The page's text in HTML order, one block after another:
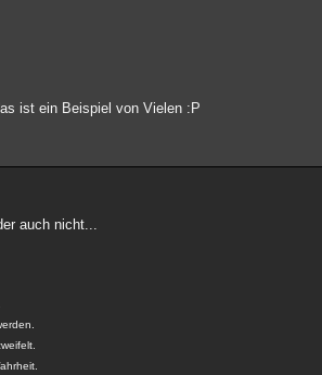
ist ein Beispiel von Vielen :P
auch nicht...